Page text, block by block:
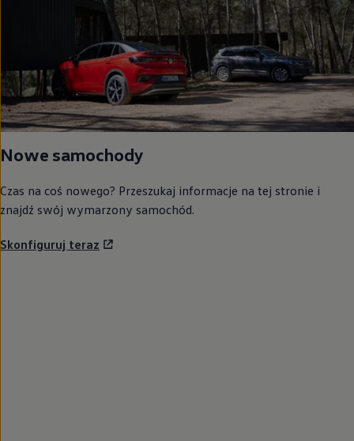
Nowe samochody
Czas na coś nowego? Przeszukaj informacje na tej stronie i
znajdź swój wymarzony samochód.
Skonfiguruj teraz